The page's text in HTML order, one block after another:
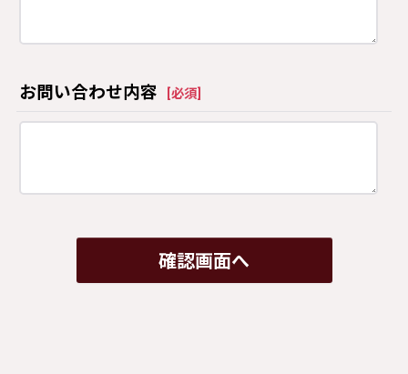
お問い合わせ内容 必須
確認画面へ